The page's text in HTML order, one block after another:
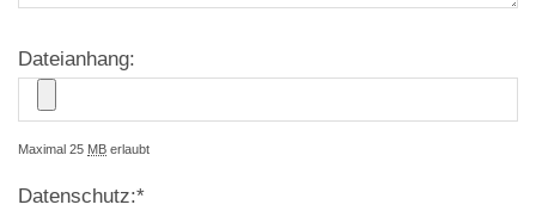
Dateianhang:
Maximal 25 MB erlaubt
Datenschutz:*